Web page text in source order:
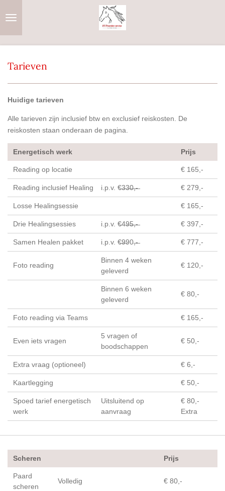
direct
de
Tarieven
Huidige tarieven
Alle tarieven zijn inclusief btw en exclusief reiskosten. De
reiskosten staan onderaan de pagina.
Energetisch werk Prijs
Reading op locatie € 165,-
Reading inclusief Healing i.p.v. €̶3̶3̶0̶,̶-̶ € 279,-
Losse Healingsessie € 165,-
Drie Healingsessies i.p.v. €̶4̶9̶5̶,̶-̶ € 397,-
Samen Healen pakket i.p.v. €̶9̶90,̶-̶ € 777,-
Foto reading
Binnen 4 weken
geleverd
€ 120,-
Binnen 6 weken
geleverd
€ 80,-
Foto reading via Teams € 165,-
Even iets vragen
5 vragen of
boodschappen
€ 50,-
Extra vraag (optioneel) € 6,-
Kaartlegging € 50,-
Spoed tarief energetisch
werk
Uitsluitend op
aanvraag
€ 80,-
Extra
Scheren Prijs
Paard
scheren
Volledig € 80,-